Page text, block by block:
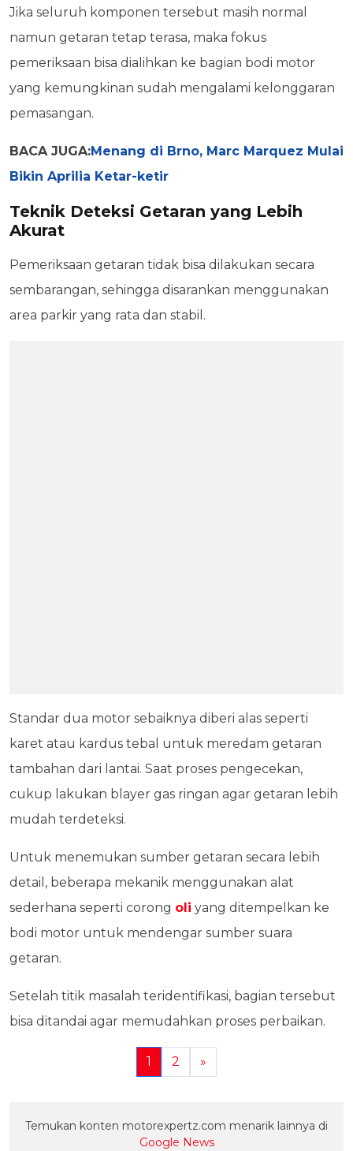
Jika seluruh komponen tersebut masih normal
namun getaran tetap terasa, maka fokus
pemeriksaan bisa dialihkan ke bagian bodi motor
yang kemungkinan sudah mengalami kelonggaran
pemasangan.
BACA JUGA:Menang di Brno, Marc Marquez Mulai
Bikin Aprilia Ketar-ketir
Teknik Deteksi Getaran yang Lebih
Akurat
Pemeriksaan getaran tidak bisa dilakukan secara
sembarangan, sehingga disarankan menggunakan
area parkir yang rata dan stabil.
Standar dua motor sebaiknya diberi alas seperti
karet atau kardus tebal untuk meredam getaran
tambahan dari lantai. Saat proses pengecekan,
cukup lakukan blayer gas ringan agar getaran lebih
mudah terdeteksi.
Untuk menemukan sumber getaran secara lebih
detail, beberapa mekanik menggunakan alat
sederhana seperti corong oli yang ditempelkan ke
bodi motor untuk mendengar sumber suara
getaran.
Setelah titik masalah teridentifikasi, bagian tersebut
bisa ditandai agar memudahkan proses perbaikan.
1 2 »
Temukan konten motorexpertz.com menarik lainnya di
Google News